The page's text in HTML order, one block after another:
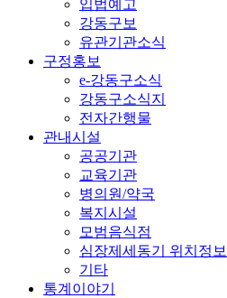
입법예고
강동구보
유관기관소식
구정홍보
e-강동구소식
강동구소식지
전자간행물
관내시설
공공기관
교육기관
병의원/약국
복지시설
모범음식점
심장제세동기 위치정보
기타
통계이야기